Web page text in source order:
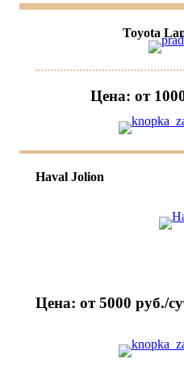
Toyota
Цена: от
Haval Jolion
Цена: от 5000 руб./